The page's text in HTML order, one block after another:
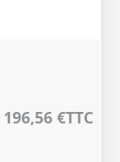
196,56 €TTC